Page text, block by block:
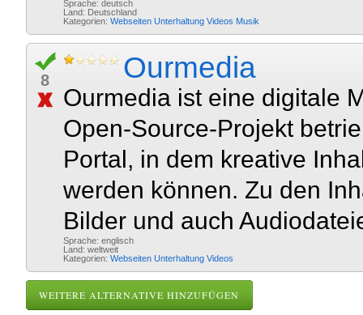
Sprache: deutsch
Land: Deutschland
Kategorien: Webseiten Unterhaltung Videos Musik
8 Ourmedia
Ourmedia ist eine digitale
Open-Source-Projekt
Portal, in dem kreative
werden können. Zu den
Bilder und auch
Sprache: englisch
Land: weltweit
Kategorien: Webseiten Unterhaltung Videos
WEITERE ALTERNATIVE HINZUFÜGEN